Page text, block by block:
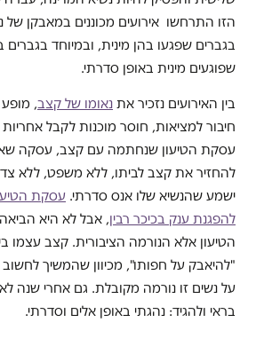
הזו התרחשו אירועים מכוננים במאבקן של
בגברים שפגעו בהן מינית, ובמיוחד בגברים
שפוגעים מינית באופן סדרתי.
בין האירועים נזכיר את נאומו של קצב,
חיבור למציאות, חוסר מוכנות לקבל אחריות
עסקת הטיעון שנחתמה עם קצב, עסקה
להחזיר את קצב לביתו, ללא משפט, ללא
ישמע שהנשיא שלו אנס סדרתי. עסקת
להפגנת ענק בכיכר רבין, אבל לא היא
הטיעון אלא הנורמה הציבורית. קצב עצמו
"להיאבק על חפותו", מכיוון שהמשיך
על נשים זו נורמה מקובלת. גם אחרי שנה
בראי ולהגיד: נהגתי באופן אלים וסדרתי.